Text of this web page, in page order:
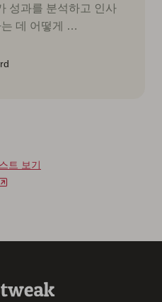
성과를 분석하고 인사
는 데 어떻게 …
트 보기